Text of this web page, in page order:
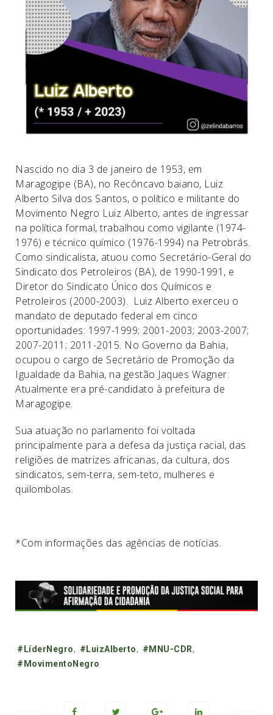
Nascido no dia 3 de janeiro de 1953, em
Maragogipe (BA), no Recôncavo baiano, Luiz
Alberto Silva dos Santos, o político e militante do
Movimento Negro Luiz Alberto, antes de ingressar
na política formal, trabalhou como vigilante (1974-
1976) e técnico químico (1976-1994) na Petrobrás.
Como sindicalista, atuou como Secretário-Geral do
Sindicato dos Petroleiros (BA), de 1990-1991, e
Diretor do Sindicato Único dos Químicos e
Petroleiros (2000-2003). Luiz Alberto exerceu o
mandato de deputado federal em cinco
oportunidades: 1997-1999; 2001-2003; 2003-2007;
2007-2011; 2011-2015. No Governo da Bahia,
ocupou o cargo de Secretário de Promoção da
Igualdade da Bahia, na gestão Jaques Wagner.
Atualmente era pré-candidato à prefeitura de
Maragogipe.
Sua atuação no parlamento foi voltada
principalmente para a defesa da justiça racial, das
religiões de matrizes africanas, da cultura, dos
sindicatos, sem-terra, sem-teto, mulheres e
quilombolas.
*Com informações das agências de notícias.
Tags:
#LíderNegro, #LuizAlberto, #MNU-CDR,
#MovimentoNegro